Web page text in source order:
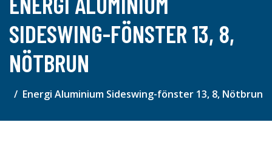
SIDESWING-FÖNSTER 13, 8,
NÖTBRUN
Energi Aluminium Sideswing-fönster 13, 8, Nötbrun